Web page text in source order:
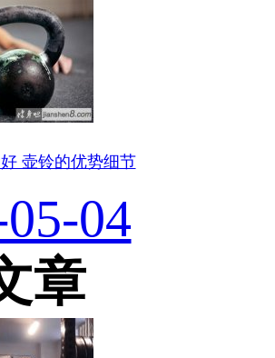
壶铃的优势细节
04
章